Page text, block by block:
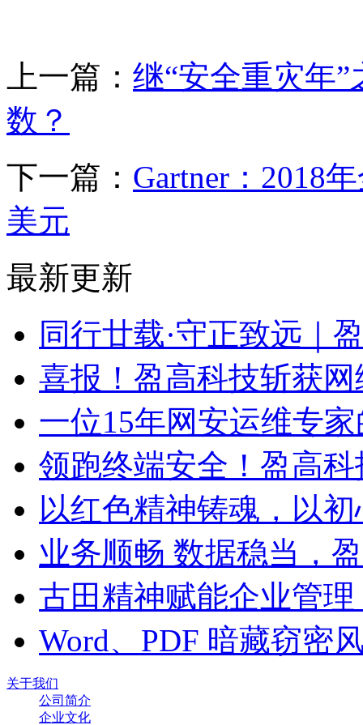
上一篇： 继“安全重灾年
数？
下一篇： Gartner：2018
美元
最新更新
同行廿载·守正致远｜
喜报！盈高科技斩获
一位15年网安运维专
领跑终端安全！盈高
以红色精神铸魂，以
业务顺畅 数据稳当，
古田精神赋能企业管
Word、PDF 暗藏窃密
关于我们
公司简介
企业文化